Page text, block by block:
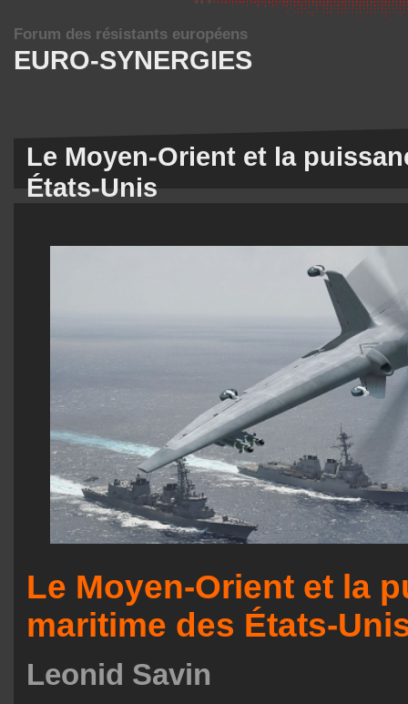
EURO-SYNERGIES
Forum des résistants européens
Le Moyen-Orient et la
États-Unis
Le Moyen-Orient et la
maritime des États-
Leonid Savin